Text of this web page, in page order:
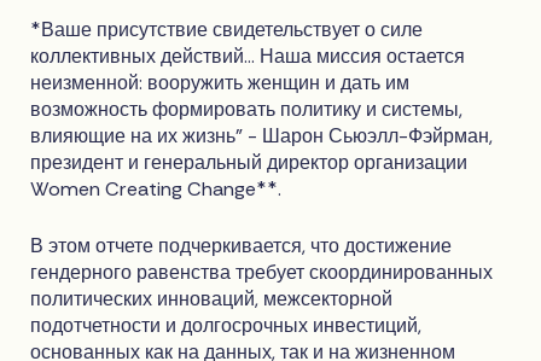
*Ваше присутствие свидетельствует о силе
коллективных действий... Наша миссия остается
неизменной: вооружить женщин и дать им
возможность формировать политику и системы,
влияющие на их жизнь" - Шарон Сьюэлл-Фэйрман,
президент и генеральный директор организации
Women Creating Change**.
В этом отчете подчеркивается, что достижение
гендерного равенства требует скоординированных
политических инноваций, межсекторной
подотчетности и долгосрочных инвестиций,
основанных как на данных, так и на жизненном